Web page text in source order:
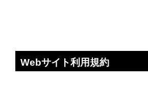
Webサイト利用規約